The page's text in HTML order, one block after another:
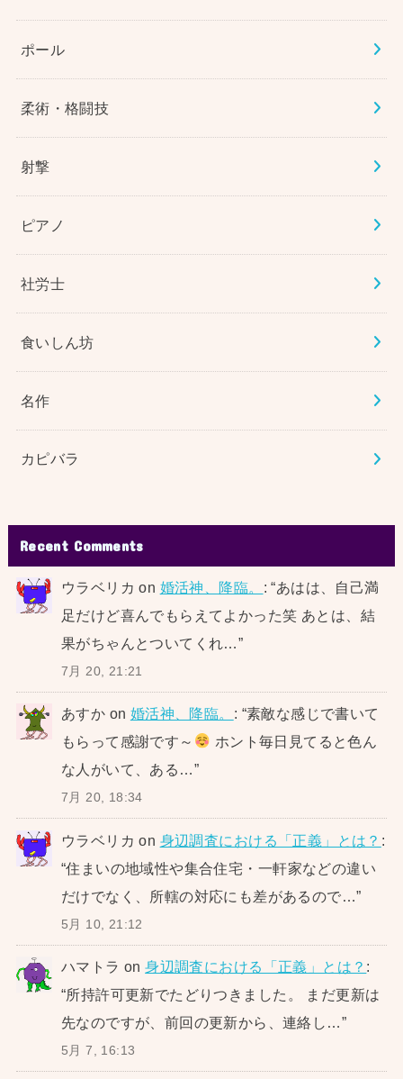
ポール
柔術・格闘技
射撃
ピアノ
社労士
食いしん坊
名作
カピバラ
Recent Comments
ウラベリカ on 婚活神、降臨。 : “あはは、自己満
足だけど喜んでもらえてよかった笑 あとは、結
果がちゃんとついてくれ…”
7月 20, 21:21
あすか on 婚活神、降臨。 : “素敵な感じで書いて
もらって感謝です～
ホント毎日見てると色ん
な人がいて、ある…”
7月 20, 18:34
ウラベリカ on 身辺調査における「正義」とは？ :
“住まいの地域性や集合住宅・一軒家などの違い
だけでなく、所轄の対応にも差があるので…”
5月 10, 21:12
ハマトラ on身辺調査における「正義」とは？ :
“所持許可更新でたどりつきました。 まだ更新は
先なのですが、前回の更新から、連絡し…”
5月 7, 16:13